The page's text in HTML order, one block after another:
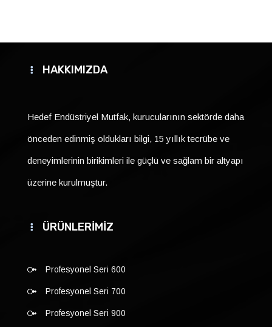
HAKKIMIZDA
Hedef Endüstriyel Mutfak, kurucularının sektörde daha
önceden edinmiş oldukları bilgi, 15 yıllık tecrübe ve
deneyimlerinin birikimleri ile güçlü ve sağlam bir altyapı
üzerine kurulmuştur.
ÜRÜNLERİMİZ
Profesyonel Seri 600
Profesyonel Seri 700
Profesyonel Seri 900